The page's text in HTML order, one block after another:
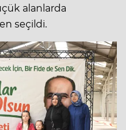
alanlarda
seçildi.